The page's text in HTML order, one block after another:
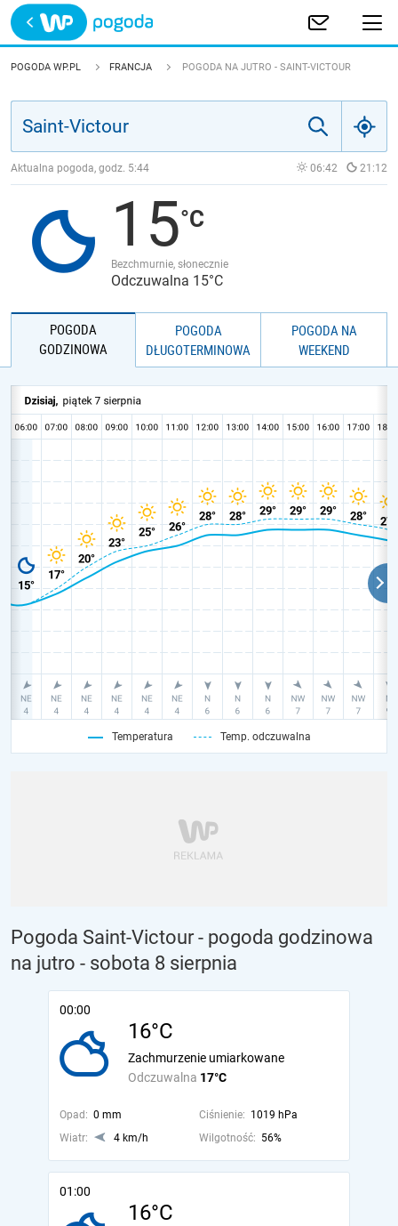
Trwa ładowanie
POLSKA
JAKOŚĆ POWIETRZA
POGODA WP.PL FRANCJA POGODA NA JUTRO - SAINT-VICTOUR
Aktualna pogoda, godz. 5:44 06:42 21:12
15
Bezchmurnie, słonecznie
Odczuwalna 15°C
POGODA
GODZINOWA
POGODA
DŁUGOTERMINOWA
POGODA NA
WEEKEND
Temperatura Temp. odczuwalna
Pogoda Saint-Victour - pogoda godzinowa
na jutro - sobota 8 sierpnia
00:00
16°C
Odczuwalna 17°C
Zachmurzenie umiarkowane
Opad: 0 mm Ciśnienie: 1019 hPa
Wiatr:
4 km/h Wilgotność: 56%
01:00
16°C